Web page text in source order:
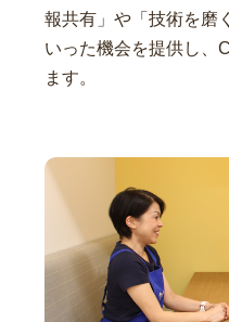
報共有」や「技術を磨
いった機会を提供し、
ます。